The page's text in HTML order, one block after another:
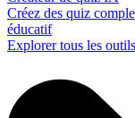
Créez des quiz
éducatif
Explorer tous les